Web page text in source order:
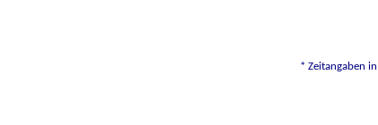
* Zeitangaben